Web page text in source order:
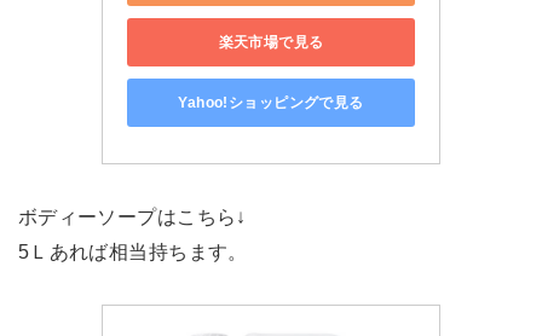
楽天市場で見る
Yahoo!ショッピングで見る
ボディーソープはこちら↓
5Ｌあれば相当持ちます。